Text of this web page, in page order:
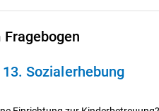
Sozialerhebung